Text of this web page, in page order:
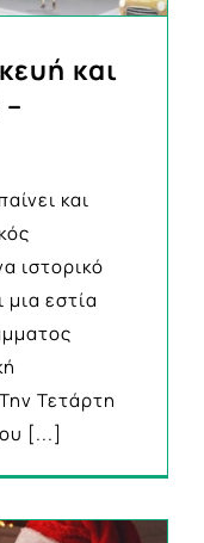
και
και
ιστορικό
εστία
Τετάρτη
[...]